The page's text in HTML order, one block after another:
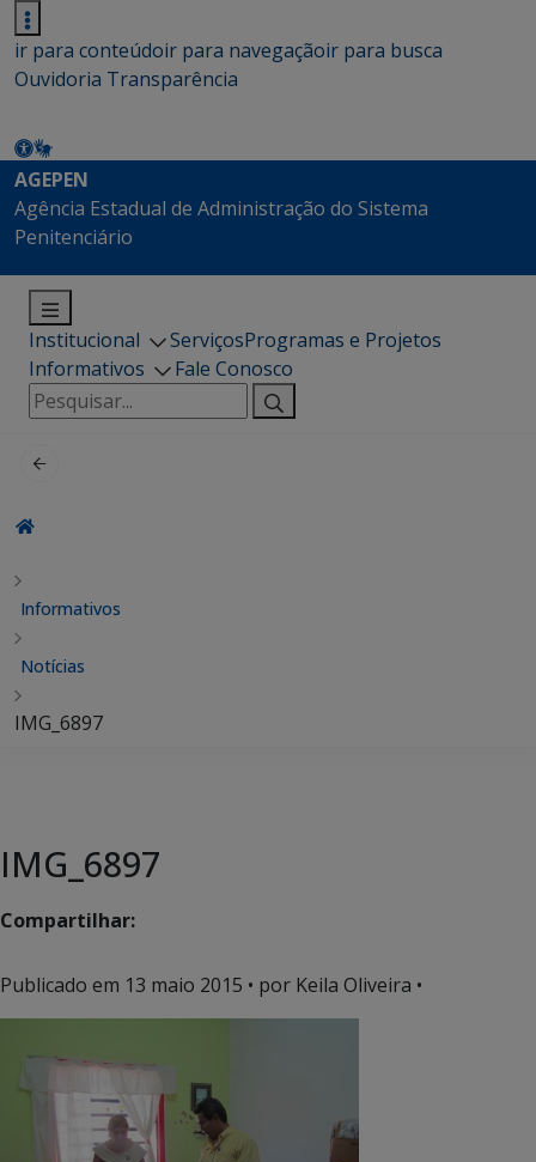
ir para conteúdoir para navegaçãoir para busca
Ouvidoria Transparência
AGEPEN
Agência Estadual de Administração do Sistema
Penitenciário
Institucional ServiçosProgramas e Projetos
Informativos
Fale Conosco
Pesquisar
por:
Informativos
Notícias
IMG_6897
IMG_6897
Compartilhar:
Publicado em 13 maio 2015 • por Keila Oliveira •